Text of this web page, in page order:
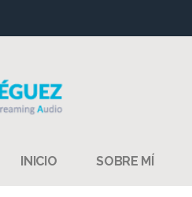
INICIO SOBRE MÍ